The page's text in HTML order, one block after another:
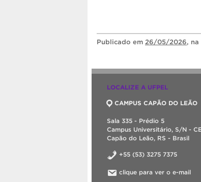
Publicado em 26/05/2026,
LOCALIZE A UFPEL
CAMPUS CAPÃO DO LEÃO
Sala 335 - Prédio 5
Campus Universitário, S/N -
Capão do Leão, RS - Brasil
+55 (53) 3275 7375
clique para ver o e-mail